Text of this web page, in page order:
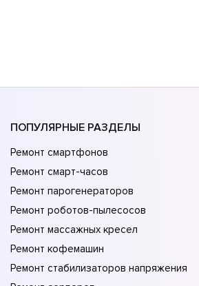
ПОПУЛЯРНЫЕ РАЗДЕЛЫ
Ремонт смартфонов
Ремонт смарт-часов
Ремонт парогенераторов
Ремонт роботов-пылесосов
Ремонт массажных кресел
Ремонт кофемашин
Ремонт стабилизаторов напряжения